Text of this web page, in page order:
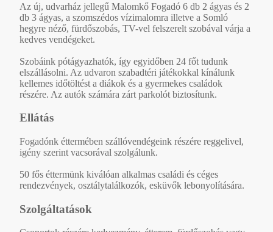
Az új, udvarház jellegű Malomkő Fogadó 6 db 2 ágyas és 2
db 3 ágyas, a szomszédos vízimalomra illetve a Somló
hegyre néző, fürdőszobás, TV-vel felszerelt szobával várja a
kedves vendégeket.
Szobáink pótágyazhatók, így egyidőben 24 főt tudunk
elszállásolni. Az udvaron szabadtéri játékokkal kínálunk
kellemes időtöltést a diákok és a gyermekes családok
részére. Az autók számára zárt parkolót biztosítunk.
Ellátás
Fogadónk éttermében szállóvendégeink részére reggelivel,
igény szerint vacsorával szolgálunk.
50 fős éttermünk kiválóan alkalmas családi és céges
rendezvények, osztálytalálkozók, esküvők lebonyolítására.
Szolgáltatások